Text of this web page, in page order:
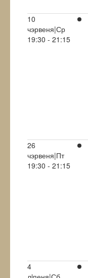
10
чэрвеня|Ср
19:30 - 21:15
26
чэрвеня|Пт
19:30 - 21:15
4